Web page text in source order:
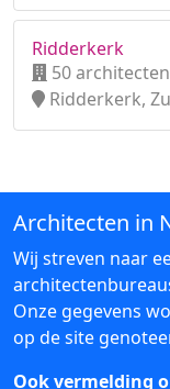
Ridderkerk
50
Ridderkerk,
Architecten in
Wij streven naar
Onze gegevens
op de site
Ook vermelding